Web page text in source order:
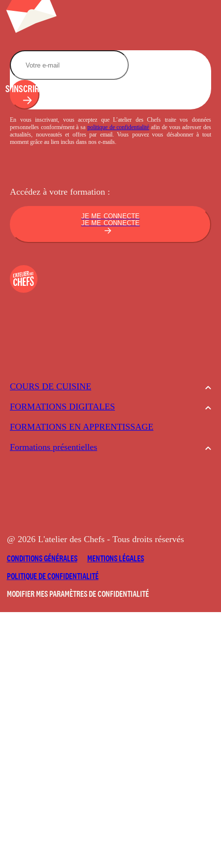
COURS DE CUISINE
FORMATIONS DIGITALES
FORMATIONS EN APPRENTISSAGE
Formations présentielles
S'INSCRIRE
En vous inscrivant, vous acceptez que L’atelier des Chefs traite vos données
personnelles conformément à sa politique de confidentialité afin de vous adresser des
actualités, nouveautés et offres par email. Vous pouvez vous désabonner à tout
moment grâce au lien inclus dans nos e-mails.
Accédez à votre formation :
JE ME CONNECTE
JE ME CONNECTE
@ 2026 L'atelier des Chefs - Tous droits réservés
CONDITIONS GÉNÉRALES
MENTIONS LÉGALES
POLITIQUE DE CONFIDENTIALITÉ
MODIFIER MES PARAMÈTRES DE CONFIDENTIALITÉ